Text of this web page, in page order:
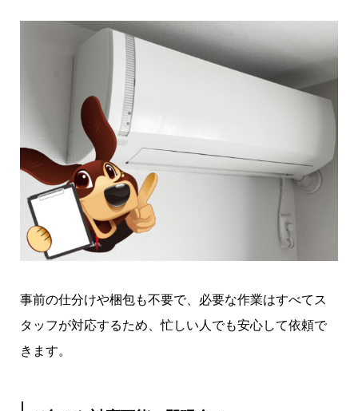
事前の仕分けや梱包も不要で、必要な作業はすべてス
タッフが対応するため、忙しい人でも安心して依頼で
きます。